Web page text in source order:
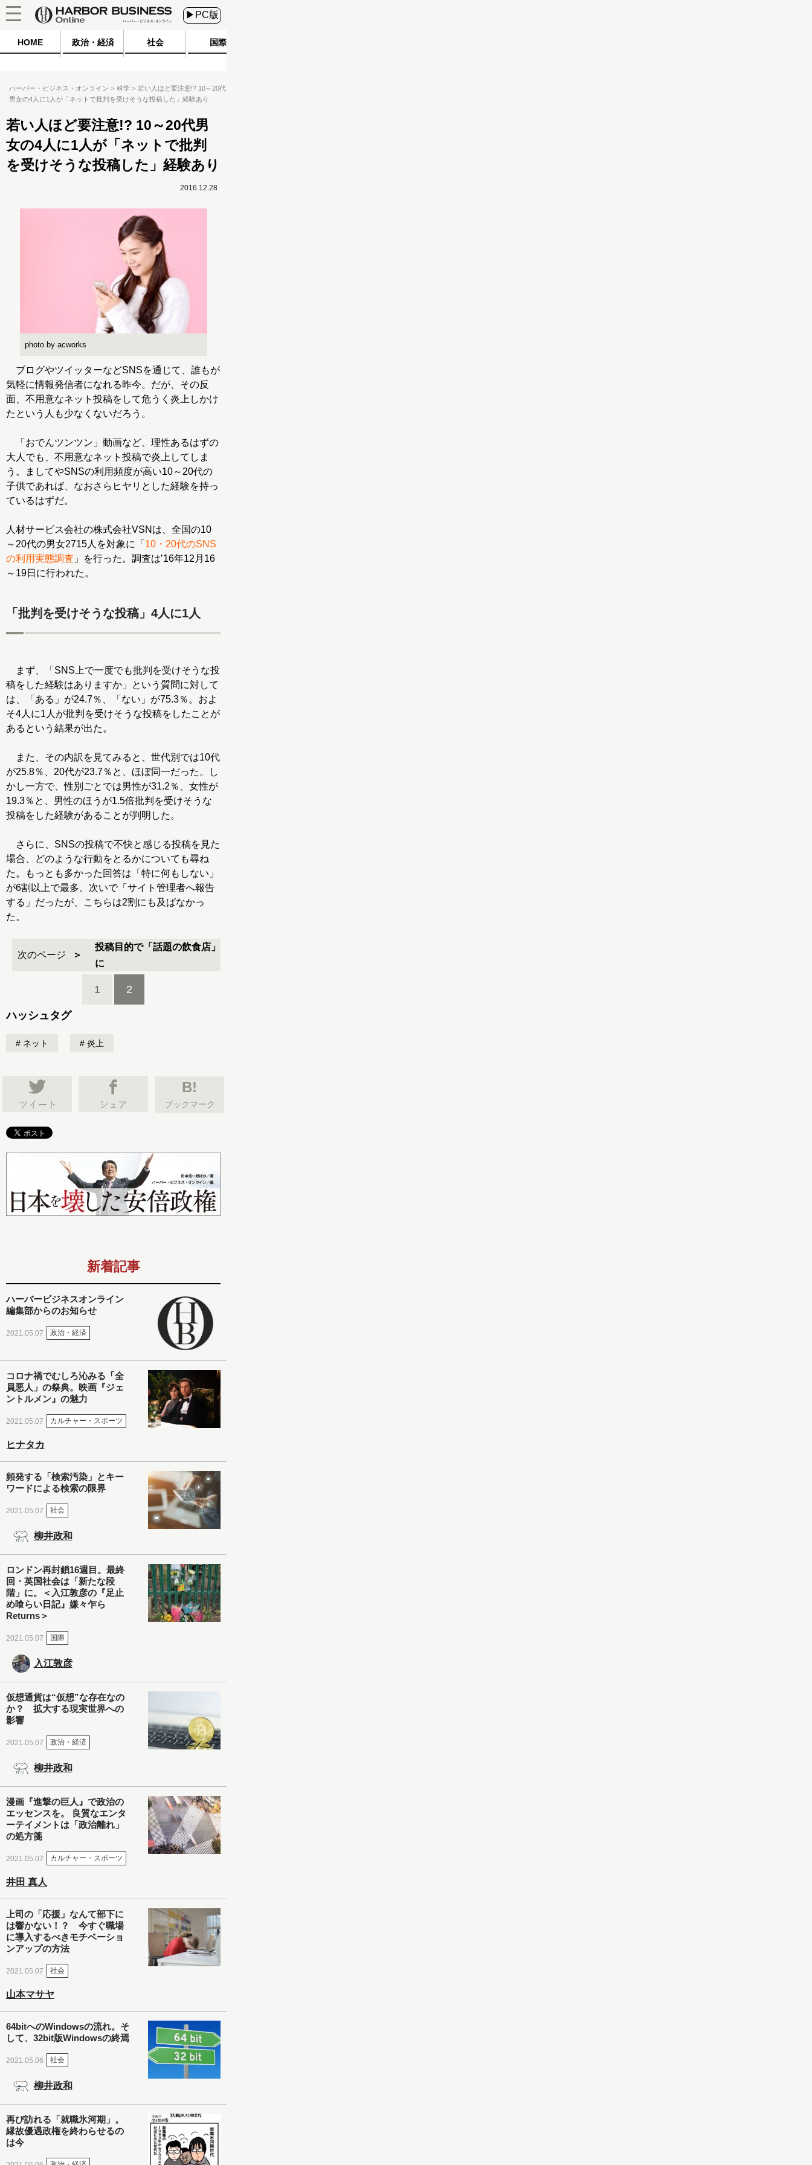
▶PC版
HOME 政治・経済 社会 国際
ハーバー・ビジネス・オンライン 科学
若い人ほど要注意!? 10～20代
男女の4人に1人が「ネットで批判を受けそうな投稿した」経験あり
若い人ほど要注意!? 10～20代男
女の4人に1人が「ネットで批判
を受けそうな投稿した」経験あり
2016.12.28
photo by acworks
ブログやツイッターなどSNSを通じて、誰もが
気軽に情報発信者になれる昨今。だが、その反
面、不用意なネット投稿をして危うく炎上しかけ
たという人も少なくないだろう。
「おでんツンツン」動画など、理性あるはずの
大人でも、不用意なネット投稿で炎上してしま
う。ましてやSNSの利用頻度が高い10～20代の
子供であれば、なおさらヒヤリとした経験を持っ
ているはずだ。
人材サービス会社の株式会社VSNは、全国の10
～20代の男女2715人を対象に「 10・20代のSNS
の利用実態調査 」を行った。調査は’16年12月16
～19日に行われた。
「批判を受けそうな投稿」4人に1人
まず、「SNS上で一度でも批判を受けそうな投
稿をした経験はありますか」という質問に対して
は、「ある」が24.7％、「ない」が75.3％。およ
そ4人に1人が批判を受けそうな投稿をしたことが
あるという結果が出た。
また、その内訳を見てみると、世代別では10代
が25.8％、20代が23.7％と、ほぼ同一だった。し
かし一方で、性別ごとでは男性が31.2％、女性が
19.3％と、男性のほうが1.5倍批判を受けそうな
投稿をした経験があることが判明した。
さらに、SNSの投稿で不快と感じる投稿を見た
場合、どのような行動をとるかについても尋ね
た。もっとも多かった回答は「特に何もしない」
が6割以上で最多。次いで「サイト管理者へ報告
する」だったが、こちらは2割にも及ばなかっ
た。
次のページ
投稿目的で「話題の飲食店」
に
1 2
ハッシュタグ
ネット 炎上
B!
ブックマーク
新着記事
ハーバービジネスオンライン
編集部からのお知らせ
2021.05.07 政治・経済
コロナ禍でむしろ沁みる「全
員悪人」の祭典。映画『ジェ
ントルメン』の魅力
2021.05.07 カルチャー・スポーツ
ヒナタカ
頻発する「検索汚染」とキー
ワードによる検索の限界
2021.05.07 社会
柳井政和
ロンドン再封鎖16週目。最終
回・英国社会は「新たな段
階」に。＜入江敦彦の『足止
め喰らい日記』嫌々乍ら
Returns＞
2021.05.07 国際
入江敦彦
仮想通貨は“仮想”な存在なの
か？ 拡大する現実世界への
影響
2021.05.07 政治・経済
柳井政和
漫画『進撃の巨人』で政治の
エッセンスを。 良質なエンタ
ーテイメントは「政治離れ」
の処方箋
2021.05.07 カルチャー・スポーツ
井田 真人
上司の「応援」なんて部下に
は響かない！？ 今すぐ職場
に導入するべきモチベーショ
ンアップの方法
2021.05.07 社会
山本マサヤ
64bitへのWindowsの流れ。そ
して、32bit版Windowsの終焉
2021.05.06 社会
柳井政和
再び訪れる「就職氷河期」。
縁故優遇政権を終わらせるの
は今